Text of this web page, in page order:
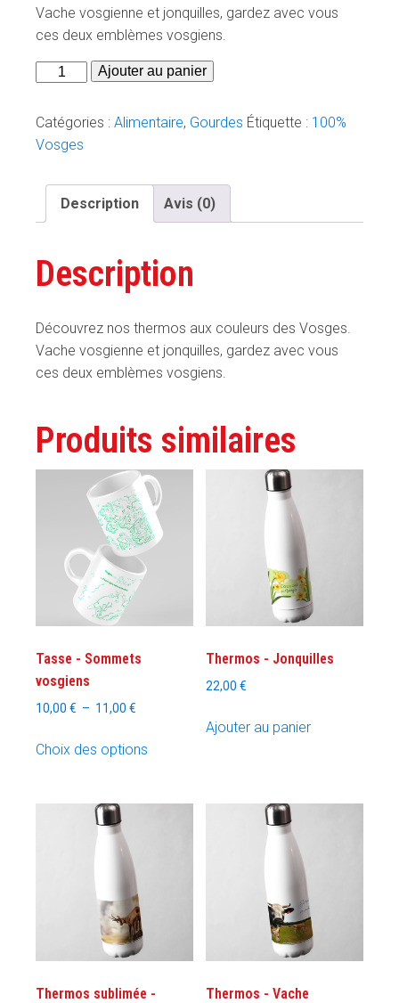
Vache vosgienne et jonquilles, gardez avec vous
ces deux emblèmes vosgiens.
quantité
Thermos
-
de
vosgienne
Ajouter au panier
Catégories : Alimentaire, Gourdes Étiquette : 100%
Vosges
Description Avis (0)
Description
Découvrez nos thermos aux couleurs des Vosges.
Vache vosgienne et jonquilles, gardez avec vous
ces deux emblèmes vosgiens.
Produits similaires
Tasse - Sommets
vosgiens
10,00 € – 11,00 €
prix :
11,00 €
Choix des options
plusieurs
sur
Thermos - Jonquilles
22,00€
Ajouter au panier
Thermos sublimée -
Thermos - Vache